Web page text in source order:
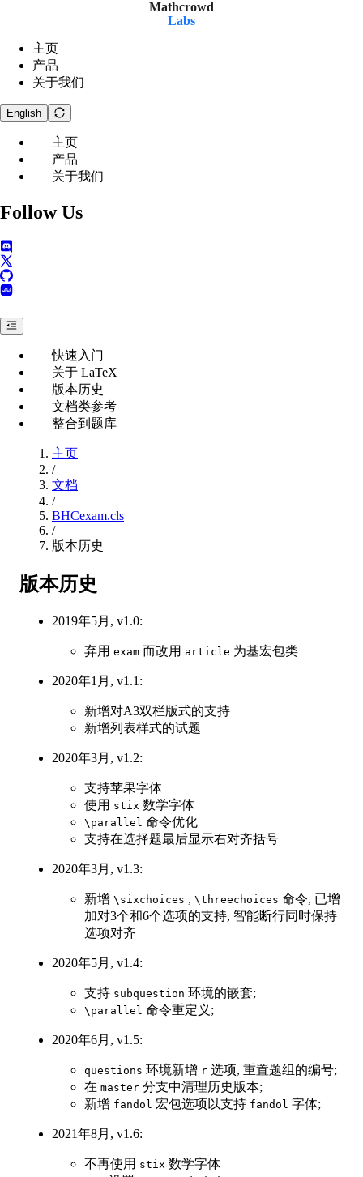
Mathcrowd
Labs
主页
产品
关于我们
English
主页
产品
关于我们
Follow Us
快速入门
关于 LaTeX
版本历史
文档类参考
整合到题库
主页
/
文档
/
BHCexam.cls
/
版本历史
版本历史
2019年5月, v1.0:
弃用 exam 而改用 article 为基宏包类
2020年1月, v1.1:
新增对A3双栏版式的支持
新增列表样式的试题
2020年3月, v1.2:
支持苹果字体
使用 stix 数学字体
\parallel 命令优化
支持在选择题最后显示右对齐括号
2020年3月, v1.3:
新增 \sixchoices , \threechoices 命令, 已增
加对3个和6个选项的支持, 智能断行同时保持
选项对齐
2020年5月, v1.4:
支持 subquestion 环境的嵌套;
\parallel 命令重定义;
2020年6月, v1.5:
questions 环境新增 r 选项, 重置题组的编号;
在 master 分支中清理历史版本;
新增 fandol 宏包选项以支持 fandol 字体;
2021年8月, v1.6:
不再使用 stix 数学字体